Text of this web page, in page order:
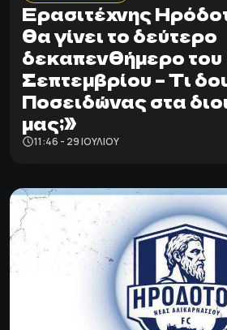
Ερασιτέχνης
θα γίνει το δεύτερο
δεκαπενθήμερο του
Σεπτεμβρίου – Τι
Ποσειδώνας στα
μας;»
11:46 - 29 ΙΟΥΛΊΟΥ